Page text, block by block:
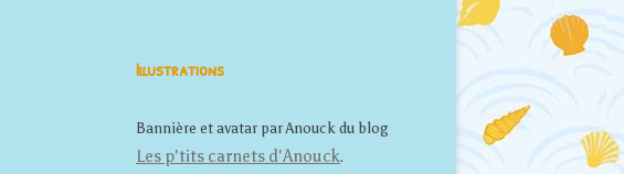
Illustrations
Bannière et avatar par Anouck du blog
Les p'tits carnets d'Anouck.